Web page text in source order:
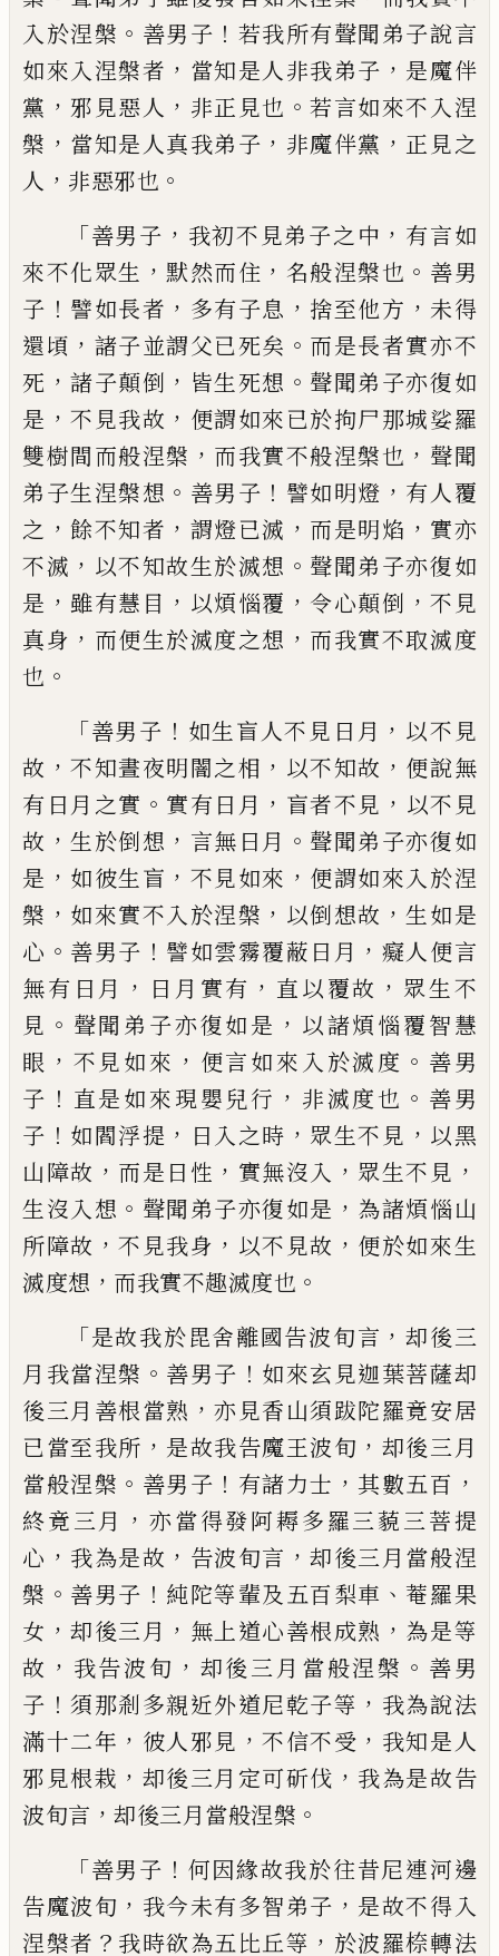
入於涅槃 。 善男子 ！ 若我所有聲聞弟子說言
如來入涅槃者 ， 當知是人非我弟子 ， 是魔伴
黨 ， 邪見惡人 ， 非正見也 。若言如來不入涅
槃 ， 當知是人真我弟子 ， 非魔伴黨 ， 正見之
人 ， 非惡邪也 。
「善男子 ， 我初不見弟子之中 ， 有言如
來不化眾生 ，默然而住 ， 名般涅槃也 。 善男
子 ！ 譬如長者 ， 多有子息 ， 捨至他方 ， 未得
還頃 ， 諸子並謂父已死矣 。 而是長者實亦不
死 ，諸子顛倒 ， 皆生死想 。 聲聞弟子亦復如
是 ，不見我故 ， 便謂如來已於拘尸那城娑羅
雙樹間而般涅槃 ， 而我實不般涅槃也 ， 聲聞
弟子生涅槃想 。 善男子 ！ 譬如明燈 ， 有人覆
之 ，餘不知者 ， 謂燈已滅 ， 而是明焰 ， 實亦
不滅 ， 以不知故生於滅想 。 聲聞弟子亦復如
是 ，雖有慧 目 ， 以煩惱覆 ，令心顛倒 ，不見
真身 ， 而便生於滅度之想 ， 而我實不取滅度
也 。
「善男子 ！ 如生盲人不見日月 ， 以不見
故 ，不知晝夜明闇之相 ， 以不知故 ， 便說無
有日月之實 。 實有日月 ， 盲者不見 ， 以不見
故 ，生於倒想 ， 言無日月 。 聲聞弟子亦復如
是 ， 如彼生盲 ， 不 見如來 ， 便謂如來入於涅
槃 ， 如來實不入於涅槃 ， 以倒想故 ，生如是
心 。 善男子 ！ 譬如雲霧覆蔽日月 ， 癡人便言
無有日月 ， 日月實有 ， 直以覆故 ， 眾生不
見 。 聲聞弟子亦復如是 ， 以諸煩惱覆智慧
眼 ， 不見如來 ， 便言如來入於滅度 。 善男
子 ！ 直是如來現嬰兒行 ， 非滅度也 。 善男
子 ！ 如閻浮提 ， 日入之時 ， 眾生不見 ， 以黑
山障故 ， 而是日性 ， 實無沒入 ， 眾生不見 ，
生沒入想 。 聲聞弟子亦復如是 ， 為諸煩惱山
所障故 ，不見我身 ， 以不見故 ， 便於如來生
滅度想 ， 而我實不趣滅度也 。
「是故我於毘舍離國告波旬言 ，却後三
月我當涅槃 。 善男子 ！ 如來玄 見迦葉菩薩却
後三月善根當熟 ，亦見香山須跋陀羅竟安居
已當至我所 ， 是故我告魔王波旬 ， 却後三月
當般涅槃 。 善男子 ！ 有諸力士 ，其數五百 ，
終竟三月 ， 亦當得發阿耨多羅三藐三菩提
心 ， 我為是故 ， 告波旬言 ，却後三月當般涅
槃 。 善男子 ！ 純陀等輩及五百梨車 、 菴羅果
女 ，却後三月 ， 無上道心善根成熟 ， 為是等
故 ， 我告波旬 ， 却後三月當般涅槃 。 善男
子 ！ 須那剎多親近外道尼乾子等 ， 我為說法
滿十二年 ， 彼人邪見 ，不信不受 ， 我知是人
邪見根栽 ， 却後三月定可斫伐 ， 我為是故告
波旬言 ， 却後三月當般涅槃 。
「善男子 ！ 何因緣故我於往昔尼連河邊
告魔波旬 ， 我今未有多智弟子 ， 是故不得入
涅槃者 ？ 我時欲為五比丘等 ， 於波羅㮈轉法